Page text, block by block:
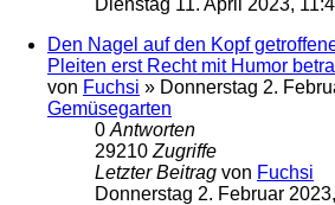
Den Nagel auf den Kopf
Pleiten erst Recht mit Humor
von Fuchsi » Donnerstag 2.
Gemüsegarten
0 Antworten
29210 Zugriffe
Letzter Beitrag von Fuchsi
Donnerstag 2. Februar